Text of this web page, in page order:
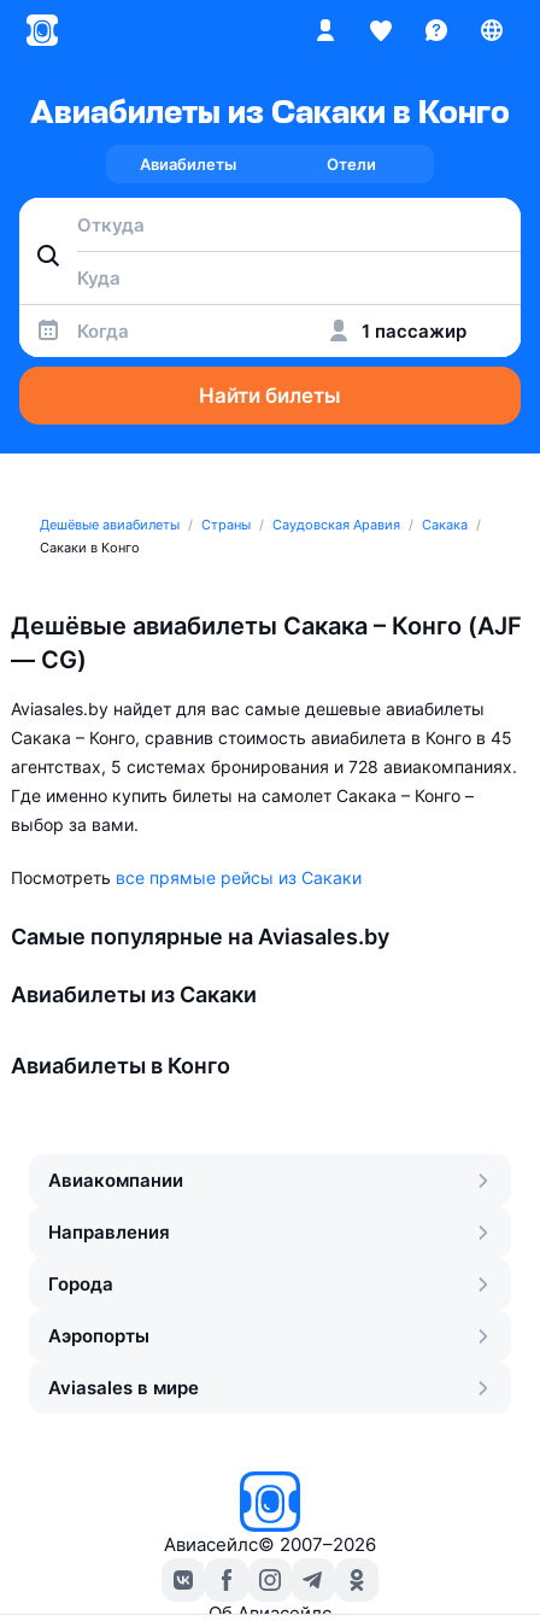
Авиабилеты из Сакаки в Конго
Авиабилеты Отели
Когда 1 пассажир
Найти билеты
Дешёвые авиабилеты Страны Саудовская Аравия
Сакака
Сакаки в Конго
Дешёвые авиабилеты Сакака – Конго (AJF
— CG)
Aviasales.by найдет для вас самые дешевые авиабилеты
Сакака – Конго, сравнив стоимость авиабилета в Конго в 45
агентствах, 5 системах бронирования и 728 авиакомпаниях.
Где именно купить билеты на самолет Сакака – Конго –
выбор за вами.
Посмотреть все прямые рейсы из Сакаки
Самые популярные на Aviasales.by
Авиабилеты из Сакаки
Авиабилеты в Конго
Авиакомпании
Направления
Города
Аэропорты
Aviasales в мире
Авиасейлс© 2007–2026
Об Авиасейлс